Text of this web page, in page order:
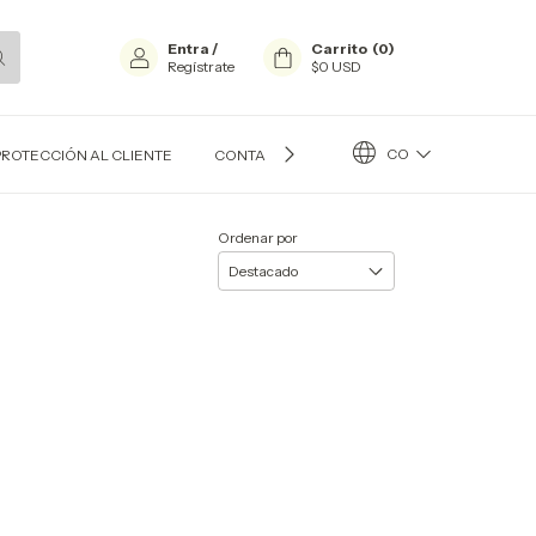
Entra /
Regístrate
Carrito (0)
$0 USD
AL CLIENTE CONTACTO BLOG CO
Ordenar por